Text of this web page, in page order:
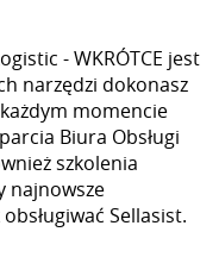
- WKRÓTCE jest
narzędzi dokonasz
momencie
Biura Obsługi
szkolenia
najnowsze
Sellasist.